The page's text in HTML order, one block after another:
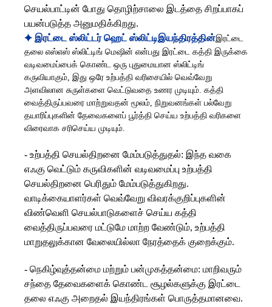
செயல்பாட்டின் போது தொழிற்சாலை இடத்தை சிறப்பாகப்
பயன்படுத்த அனுமதிக்கிறது.
✦ இரட்டை ஸ்லிட்டர் ஹெட் ஸ்லிட்டிஇயந்திரத்தின்இரட்டை
தலை எஸ்எஸ் ஸ்லிட்டிங் மெஷின் என்பது இரட்டை கத்தி இருக்கை
வடிவமைப்பைக் கொண்ட ஒரு புதுமையான ஸ்லிட்டிங்
கருவியாகும், இது ஒரே உற்பத்தி வரிசையில் வெவ்வேறு
அளவிலான சுருள்களை வெட்டுவதை உணர முடியும். கத்தி
வைத்திருப்பவரை மாற்றுவதன் மூலம், நிறுவனங்கள் பல்வேறு
தயாரிப்புகளின் தேவைகளைப் பூர்த்தி செய்ய உற்பத்தி வரிகளை
விரைவாக சரிசெய்ய முடியும்.
- உற்பத்தி செயல்திறனை மேம்படுத்துதல்: இந்த வகை
எஃகு வெட்டும் கருவிகளின் வடிவமைப்பு உற்பத்தி
செயல்திறனை பெரிதும் மேம்படுத்துகிறது.
வாடிக்கையாளர்கள் வெவ்வேறு விவரக்குறிப்புகளின்
விண்வெளி செயல்பாடுகளைச் செய்ய கத்தி
வைத்திருப்பவரை மட்டுமே மாற்ற வேண்டும், உற்பத்தி
மாறுதலுக்கான வேலையில்லா நேரத்தைக் குறைக்கும்.
- நெகிழ்வுத்தன்மை மற்றும் பன்முகத்தன்மை: மாறிவரும்
சந்தை தேவைகளைக் கொண்ட சூழல்களுக்கு இரட்டை
தலை எஃகு அறைதல் இயந்திரங்கள் பொருத்தமானவை.